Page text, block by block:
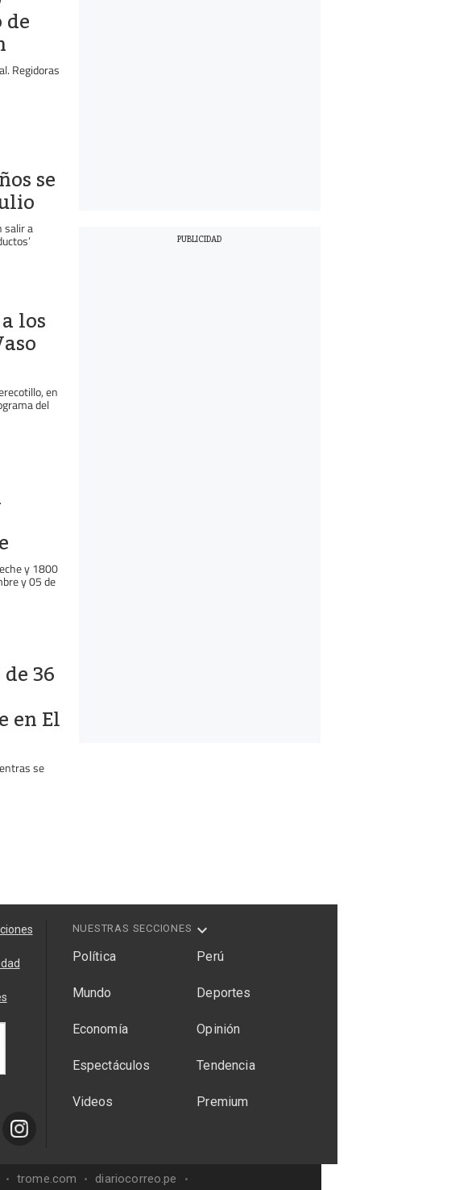
de
Regidoras
se
salir a
los
en
del
y 1800
y 05 de
36
en El
se
NUESTRAS SECCIONES
Política Perú
Mundo Deportes
Economía Opinión
Espectáculos Tendencia
Videos Premium
trome.com diariocorreo.pe